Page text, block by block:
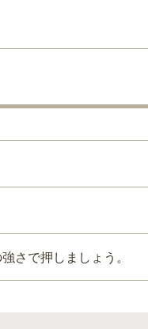
さで押しましょう。